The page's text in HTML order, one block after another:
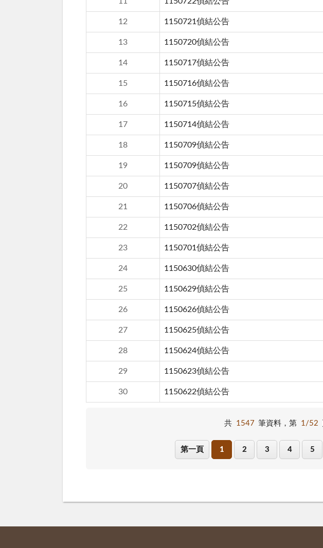
12 1150721偵結公告
13 1150720偵結公告
14 1150717偵結公告
15 1150716偵結公告
16 1150715偵結公告
17 1150714偵結公告
18 1150709偵結公告
19 1150709偵結公告
20 1150707偵結公告
21 1150706偵結公告
22 1150702偵結公告
23 1150701偵結公告
24 1150630偵結公告
25 1150629偵結公告
26 1150626偵結公告
27 1150625偵結公告
28 1150624偵結公告
29 1150623偵結公告
30 1150622偵結公告
共 1547 筆資料，第 1/52
第一頁 1 2 3 4 5